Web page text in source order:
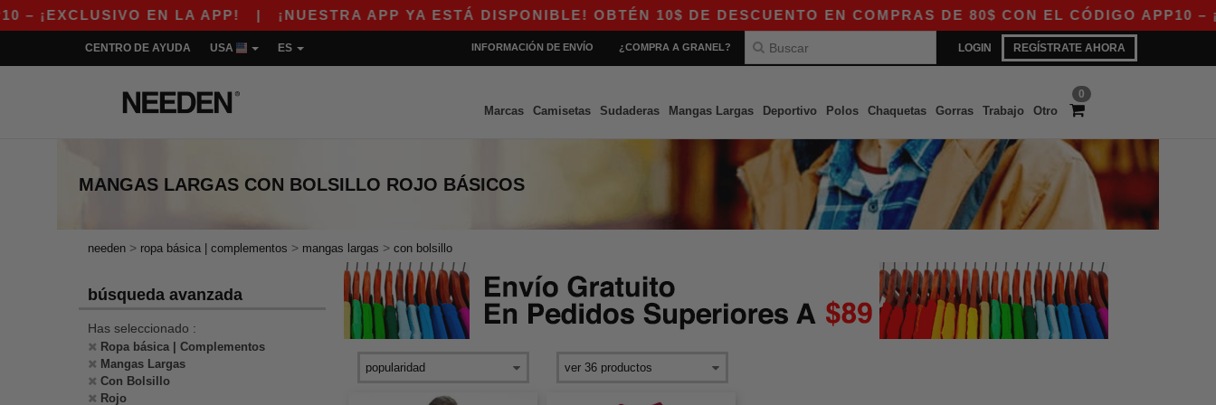
EN LA APP!| ¡NUESTRA APP YA ESTÁ DISPONIBLE! OBTÉN 10$ DE DESCUENTO EN COMPRAS DE 80$ CON EL CÓDIGO APP10 –
LOGIN REGÍSTRATE AHORA
CENTRO DE AYUDA USA ES INFORMACIÓN DE ENVÍO ¿COMPRA A GRANEL?
0
Marcas Camisetas Sudaderas Mangas Largas Deportivo Polos Chaquetas Gorras Trabajo Otro
MANGAS LARGAS CON BOLSILLO ROJO BÁSICOS
needen > ropa básica | complementos > mangas largas > con bolsillo
búsqueda avanzada
Has seleccionado :
Ropa básica | Complementos
Mangas Largas
Con Bolsillo
Rojo